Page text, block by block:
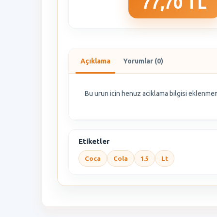
Açıklama Yorumlar (0)
Bu urun icin henuz aciklama bilgisi
Etiketler
Coca Cola 1.5 Lt